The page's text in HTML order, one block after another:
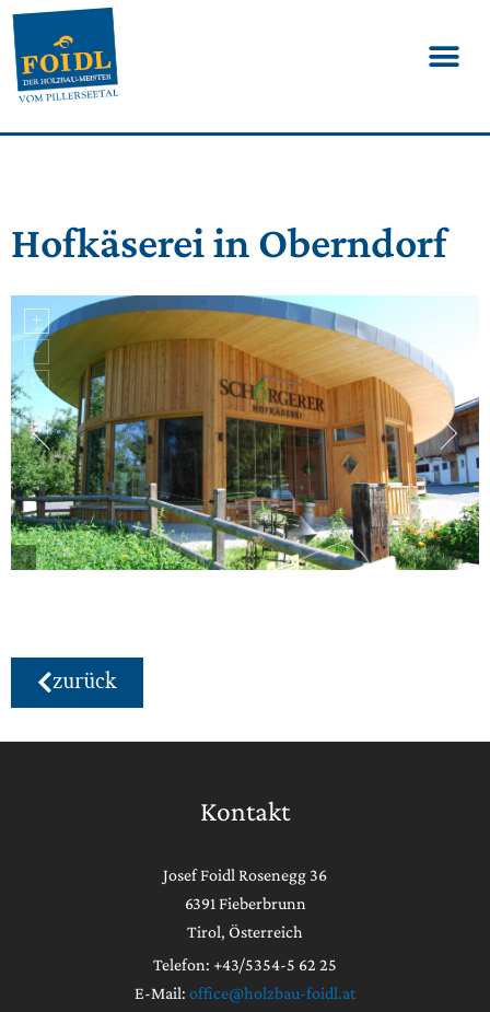
Hofkäserei in Oberndorf
zurück
Kontakt
Josef Foidl Rosenegg 36
6391 Fieberbrunn
Tirol, Österreich
Telefon: +43/5354-5 62 25
E-Mail: office@holzbau-foidl.at